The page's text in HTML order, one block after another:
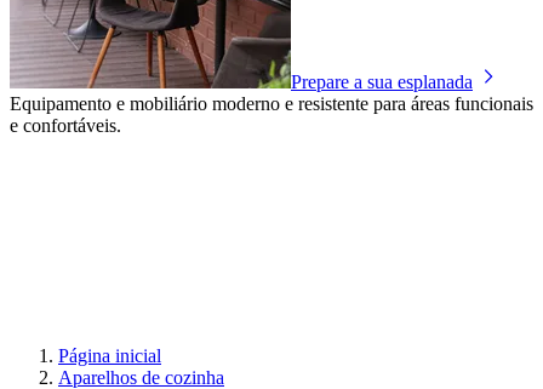
Prepare a sua esplanada
Equipamento e mobiliário moderno e resistente para áreas funcionais
e confortáveis.
Página inicial
Aparelhos de cozinha